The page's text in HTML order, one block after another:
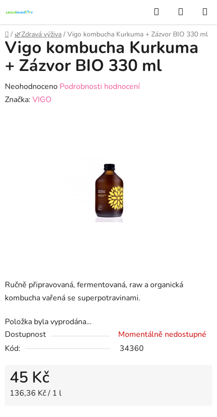
na
obsah
Hledat
KOŠÍK
Domů
/ 🌿Zdravá výživa / Vigo kombucha Kurkuma + Zázvor BIO 330 ml
Ručně připravovaná, fermentovaná, raw a organická
kombucha vařená se superpotravinami.
Položka byla vyprodána…
Dostupnost
Momentálně nedostupné
Kód:
34360
45 Kč
Měrná cena:
136,36 Kč / 1 l
Vigo kombucha Kurkuma
+ Zázvor BIO 330 ml
Průměrné
hodnocení
Neohodnoceno Podrobnosti hodnocení
Značka: VIGO